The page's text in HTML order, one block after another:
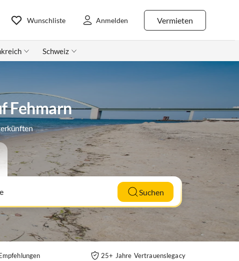
Vermieten
Wunschliste Anmelden
Schweiz
Fehmarn
Suchen
25+ Jahre Vertrauenslegacy